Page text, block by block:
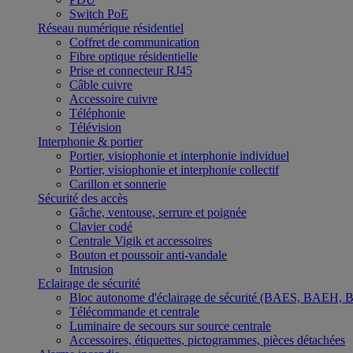
Switch PoE
Réseau numérique résidentiel
Coffret de communication
Fibre optique résidentielle
Prise et connecteur RJ45
Câble cuivre
Accessoire cuivre
Téléphonie
Télévision
Interphonie & portier
Portier, visiophonie et interphonie individuel
Portier, visiophonie et interphonie collectif
Carillon et sonnerie
Sécurité des accès
Gâche, ventouse, serrure et poignée
Clavier codé
Centrale Vigik et accessoires
Bouton et poussoir anti-vandale
Intrusion
Eclairage de sécurité
Bloc autonome d'éclairage de sécurité (BAES,
Télécommande et centrale
Luminaire de secours sur source centrale
Accessoires, étiquettes, pictogrammes, pièces détachées